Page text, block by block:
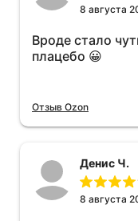
8 августа
Вроде стало
плацебо 😀
Отзыв Ozon
Денис Ч.
8 августа